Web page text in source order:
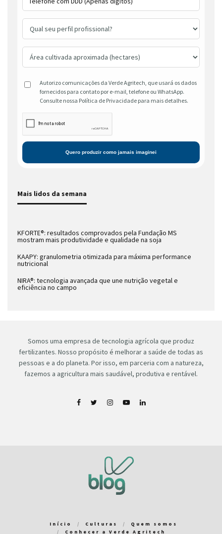
Autorizo comunicações da Verde Agritech, que usará os dados
fornecidos para contato por e-mail, telefone ou WhatsApp.
Consulte nossa Política de Privacidade para mais detalhes.
Mais lidos da semana
KFORTE®: resultados comprovados pela Fundação MS
mostram mais produtividade e qualidade na soja
KAAPY: granulometria otimizada para máxima performance
nutricional
NIRA®: tecnologia avançada que une nutrição vegetal e
eficiência no campo
Somos uma empresa de tecnologia agrícola que produz
fertilizantes. Nosso propósito é melhorar a saúde de todas as
pessoas e a do planeta. Por isso, em parceria com a natureza,
fazemos a agricultura mais saudável, produtiva e rentável.
Início Culturas
Quem somos
Conhecer a Verde Agritech